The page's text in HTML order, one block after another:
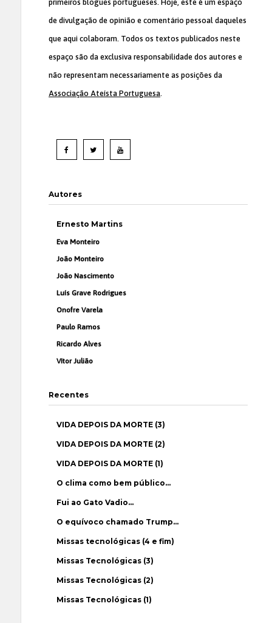
primeiros blogues portugueses. Hoje, este é um espaço
de divulgação de opinião e comentário pessoal daqueles
que aqui colaboram. Todos os textos publicados neste
espaço são da exclusiva responsabilidade dos autores e
não representam necessariamente as posições da
Associação Ateísta Portuguesa.
Autores
Ernesto Martins
Eva Monteiro
João Monteiro
João Nascimento
Luís Grave Rodrigues
Onofre Varela
Paulo Ramos
Ricardo Alves
Vítor Julião
Recentes
VIDA DEPOIS DA MORTE (3)
VIDA DEPOIS DA MORTE (2)
VIDA DEPOIS DA MORTE (1)
O clima como bem público…
Fui ao Gato Vadio…
O equívoco chamado Trump…
Missas tecnológicas (4 e fim)
Missas Tecnológicas (3)
Missas Tecnológicas (2)
Missas Tecnológicas (1)